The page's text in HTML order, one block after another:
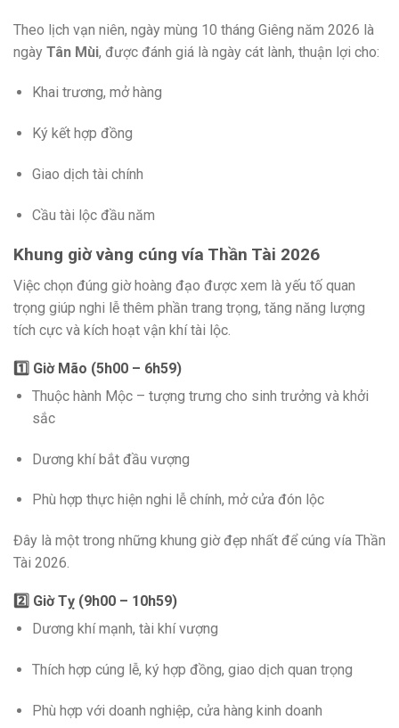
Theo lịch vạn niên, ngày mùng 10 tháng Giêng năm 2026 là
ngày Tân Mùi, được đánh giá là ngày cát lành, thuận lợi cho:
Khai trương, mở hàng
Ký kết hợp đồng
Giao dịch tài chính
Cầu tài lộc đầu năm
Khung giờ vàng cúng vía Thần Tài 2026
Việc chọn đúng giờ hoàng đạo được xem là yếu tố quan
trọng giúp nghi lễ thêm phần trang trọng, tăng năng lượng
tích cực và kích hoạt vận khí tài lộc.
1️⃣ Giờ Mão (5h00 – 6h59)
Thuộc hành Mộc – tượng trưng cho sinh trưởng và khởi
sắc
Dương khí bắt đầu vượng
Phù hợp thực hiện nghi lễ chính, mở cửa đón lộc
Đây là một trong những khung giờ đẹp nhất để cúng vía Thần
Tài 2026.
2️⃣ Giờ Tỵ (9h00 – 10h59)
Dương khí mạnh, tài khí vượng
Thích hợp cúng lễ, ký hợp đồng, giao dịch quan trọng
Phù hợp với doanh nghiệp, cửa hàng kinh doanh